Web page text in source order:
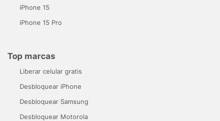
iPhone 15
iPhone 15 Pro
Top marcas
Liberar celular gratis
Desbloquear iPhone
Desbloquear Samsung
Desbloquear Motorola